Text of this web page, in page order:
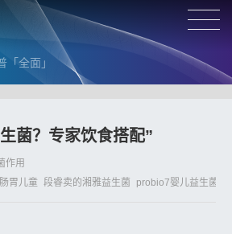
全面」
菌？专家饮食搭配”
作用
胃儿童 段睿卖的湘雅益生菌 probio7婴儿益生菌